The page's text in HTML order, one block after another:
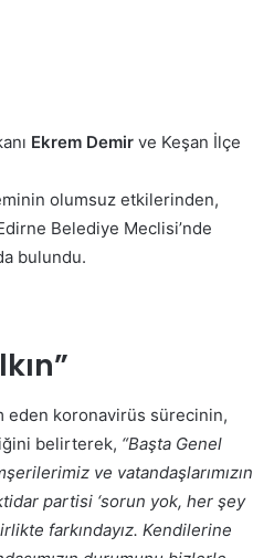
Ekrem Demir ve Keşan İlçe
olumsuz etkilerinden,
Belediye Meclisi’nde
bulundu.
eden koronavirüs sürecinin,
belirterek, “Başta Genel
ve vatandaşlarımızın
partisi ‘sorun yok, her şey
farkındayız. Kendilerine